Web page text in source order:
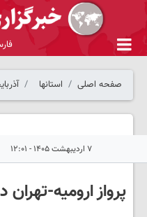
صفحه اصلی استانها
۷ اردیبهشت ۱۴۰۵ - ۱۲:۰۱
پرواز ارومیه-تهران